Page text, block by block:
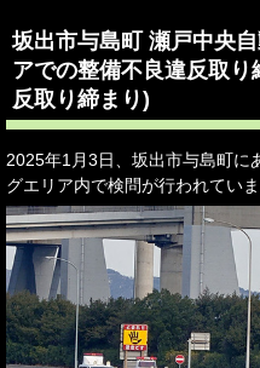
坂出市与島町 瀬戸中央
アでの整備不良違反取
反取り締まり)
2025年1月3日、坂出市与島町に
グエリア内で検問が行われていま